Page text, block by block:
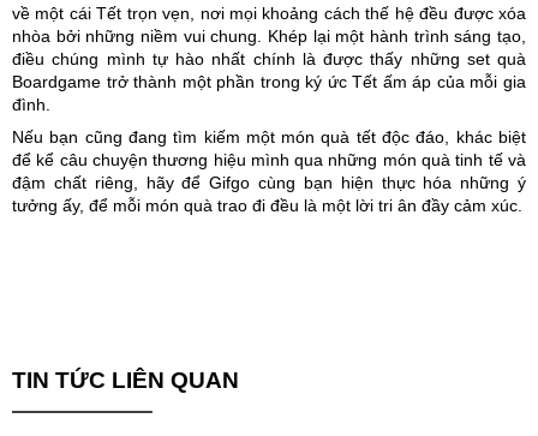
về một cái Tết trọn vẹn, nơi mọi khoảng cách thế hệ đều được xóa
nhòa bởi những niềm vui chung. Khép lại một hành trình sáng tạo,
điều chúng mình tự hào nhất chính là được thấy những set quà
Boardgame trở thành một phần trong ký ức Tết ấm áp của mỗi gia
đình.
Nếu bạn cũng đang tìm kiếm một món quà tết độc đáo, khác biệt
để kể câu chuyện thương hiệu mình qua những món quà tinh tế và
đậm chất riêng, hãy để Gifgo cùng bạn hiện thực hóa những ý
tưởng ấy, để mỗi món quà trao đi đều là một lời tri ân đầy cảm xúc.
TIN TỨC LIÊN QUAN